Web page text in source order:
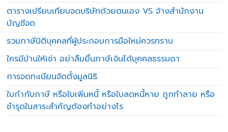
ตารางเปรียบเทียบจดบริษัทด้วยตนเอง VS จ้างสำนักงาน
บัญชีจด
รวมภาษีนิติบุคคลที่ผู้ประกอบการมือใหม่ควรทราบ
ใครมีบ้านให้เช่า อย่าลืมยื่นภาษีเงินได้บุคคลธรรมดา
การจดทะเบียนจัดตั้งมูลนิธิ
ใบกำกับภาษี หรือใบเพิ่มหนี้ หรือใบลดหนี้หาย ถูกทำลาย หรือ
ชำรุดในสาระสำคัญต้องทำอย่างไร